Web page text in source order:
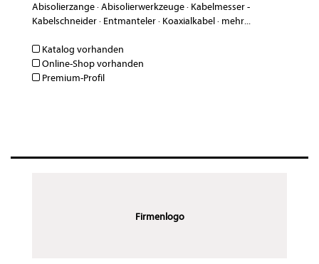
Abisolierzange·Abisolierwerkzeuge· Kabelmesser -
Kabelschneider· Entmanteler· Koaxialkabel· mehr...
Katalog vorhanden
Online-Shop vorhanden
Premium-Profil
Firmenlogo